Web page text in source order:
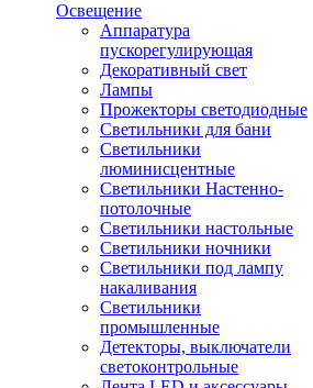
Освещение
Аппаратура
пускорегулирующая
Декоративный свет
Лампы
Прожекторы светодиодные
Светильники для бани
Светильники
люминисцентные
Светильники Настенно-
потолочные
Светильники настольные
Светильники ночники
Светильники под лампу
накаливания
Светильники
промышленные
Детекторы, выключатели
светоконтрольные